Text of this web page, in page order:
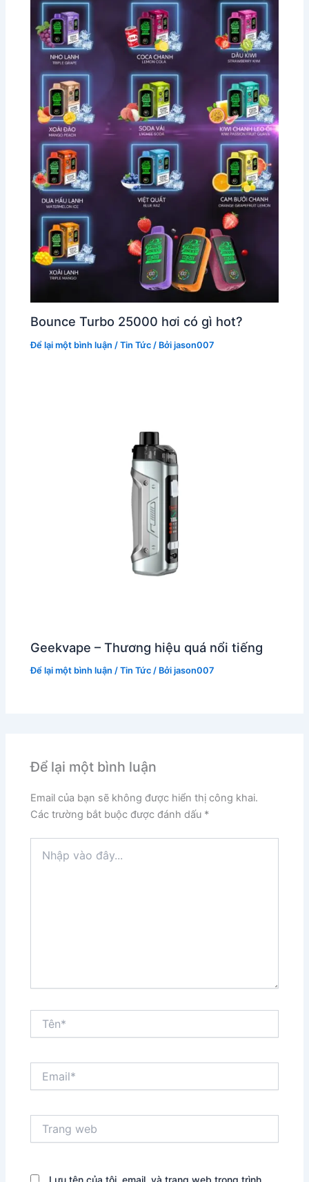
Bounce Turbo 25000 hơi có gì hot?
Để lại một bình luận /Tin Tức / Bởijason007
Geekvape – Thương hiệu quá nổi tiếng
Để lại một bình luận /Tin Tức / Bởijason007
Để lại một bình luận
Email của bạn sẽ không được hiển thị công khai.
Các trường bắt buộc được đánh dấu *
vào
web
Lưu tên của tôi, email, và trang web trong trình